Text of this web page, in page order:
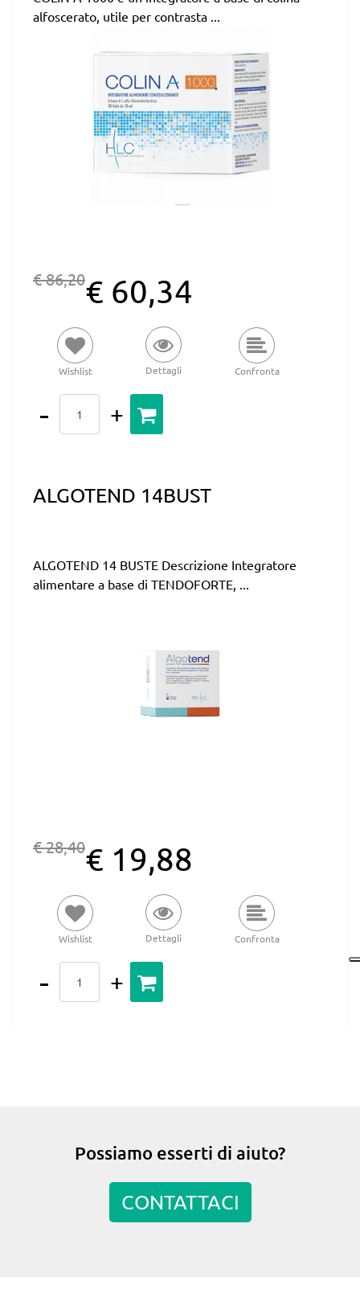
alfoscerato, utile per contrasta ...
€ 86,20€ 60,34
Wishlist Dettagli Confronta
ALGOTEND 14BUST
ALGOTEND 14 BUSTE Descrizione Integratore
alimentare a base di TENDOFORTE, ...
€ 28,40€ 19,88
Wishlist Dettagli Confronta
Possiamo esserti di aiuto?
CONTATTACI